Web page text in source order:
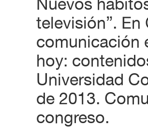
televisión”.
comunicación
hoy:
Universidad
de 2013.
congreso.